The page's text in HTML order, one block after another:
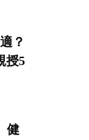
？
授5
健